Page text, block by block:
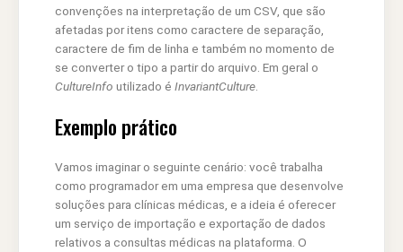
convenções na interpretação de um CSV, que são
afetadas por itens como caractere de separação,
caractere de fim de linha e também no momento de
se converter o tipo a partir do arquivo. Em geral o
CultureInfo utilizado é InvariantCulture
Exemplo prático
Vamos imaginar o seguinte cenário: você trabalha
como programador em uma empresa que desenvolve
soluções para clínicas médicas, e a ideia é oferecer
um serviço de importação e exportação de dados
relativos a consultas médicas na plataforma. O